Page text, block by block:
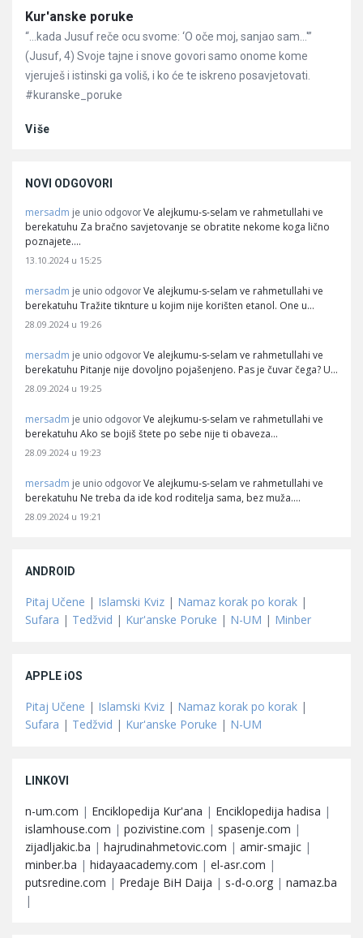
Članci
Kur'anske poruke
“…kada Jusuf reče ocu svome: ‘O oče moj, sanjao sam…'”
(Jusuf, 4) Svoje tajne i snove govori samo onome kome
vjeruješ i istinski ga voliš, i ko će te iskreno posavjetovati.
#kuranske_poruke
Više
NOVI ODGOVORI
mersadm je unio odgovor Ve alejkumu-s-selam ve rahmetullahi ve
berekatuhu Za bračno savjetovanje se obratite nekome koga lično
poznajete.…
13.10.2024 u 15:25
mersadm je unio odgovor Ve alejkumu-s-selam ve rahmetullahi ve
berekatuhu Tražite tiknture u kojim nije korišten etanol. One u…
28.09.2024 u 19:26
mersadm je unio odgovor Ve alejkumu-s-selam ve rahmetullahi ve
berekatuhu Pitanje nije dovoljno pojašenjeno. Pas je čuvar čega? U…
28.09.2024 u 19:25
mersadm je unio odgovor Ve alejkumu-s-selam ve rahmetullahi ve
berekatuhu Ako se bojiš štete po sebe nije ti obaveza…
28.09.2024 u 19:23
mersadm je unio odgovor Ve alejkumu-s-selam ve rahmetullahi ve
berekatuhu Ne treba da ide kod roditelja sama, bez muža.…
28.09.2024 u 19:21
ANDROID
Pitaj Učene | Islamski Kviz | Namaz korak po korak |
Sufara | Tedžvid | Kur'anske Poruke | N-UM | Minber
APPLE iOS
Pitaj Učene | Islamski Kviz | Namaz korak po korak |
Sufara | Tedžvid | Kur'anske Poruke | N-UM
LINKOVI
n-um.com | Enciklopedija Kur'ana | Enciklopedija hadisa |
islamhouse.com | pozivistine.com | spasenje.com |
zijadljakic.ba | hajrudinahmetovic.com | amir-smajic |
minber.ba | hidayaacademy.com | el-asr.com |
putsredine.com | Predaje BiH Daija | s-d-o.org | namaz.ba
|